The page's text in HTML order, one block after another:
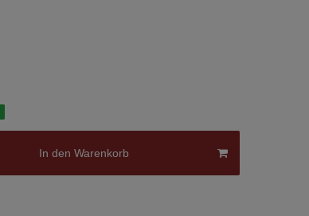
In den Warenkorb